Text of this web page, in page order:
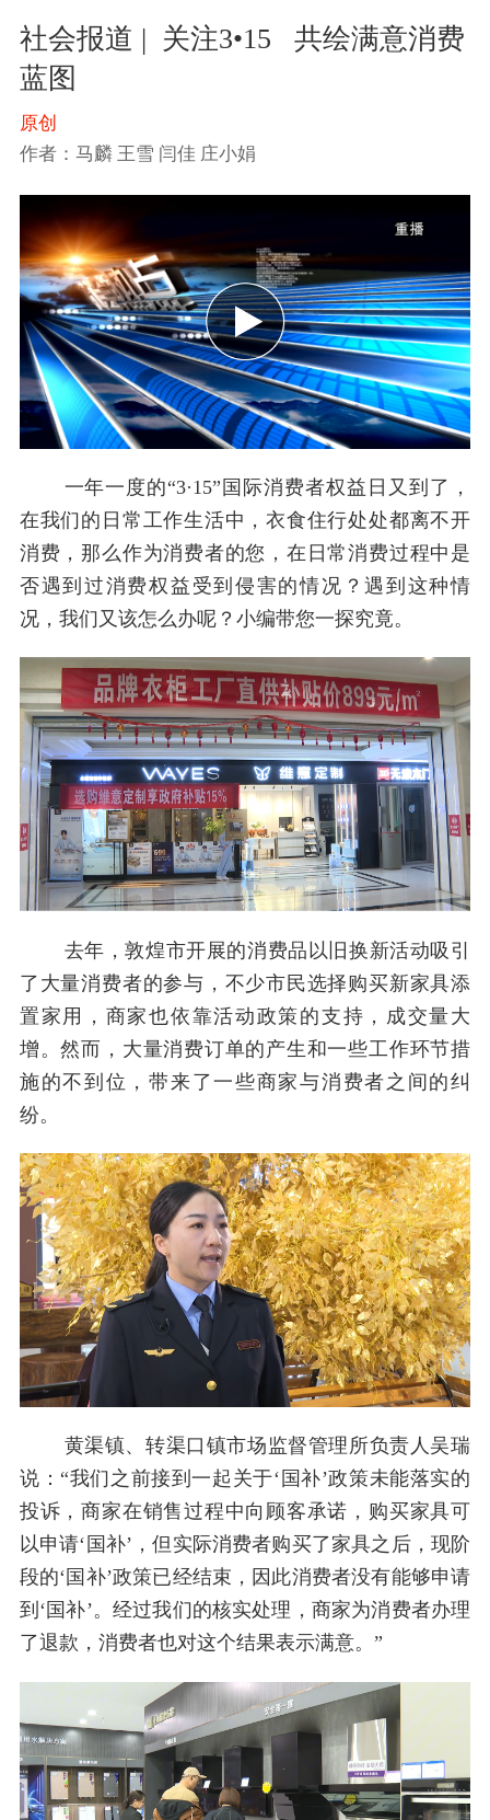
社会报道 |  关注3•15   共绘满意消费
蓝图
原创
作者：马麟 王雪 闫佳 庄小娟
一年一度的“3·15”国际消费者权益日又到了，
在我们的日常工作生活中，衣食住行处处都离不开
消费，那么作为消费者的您，在日常消费过程中是
否遇到过消费权益受到侵害的情况？遇到这种情
况，我们又该怎么办呢？小编带您一探究竟。
去年，敦煌市开展的消费品以旧换新活动吸引
了大量消费者的参与，不少市民选择购买新家具添
置家用，商家也依靠活动政策的支持，成交量大
增。然而，大量消费订单的产生和一些工作环节措
施的不到位，带来了一些商家与消费者之间的纠
纷。
黄渠镇、转渠口镇市场监督管理所负责人吴瑞
说：“我们之前接到一起关于‘国补’政策未能落实的
投诉，商家在销售过程中向顾客承诺，购买家具可
以申请‘国补’，但实际消费者购买了家具之后，现阶
段的‘国补’政策已经结束，因此消费者没有能够申请
到‘国补’。经过我们的核实处理，商家为消费者办理
了退款，消费者也对这个结果表示满意。”